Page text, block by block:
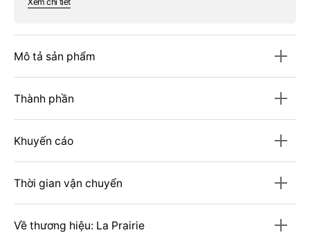
Mô tả sản phẩm
Thành phần
Khuyến cáo
Thời gian vận chuyển
Về thương hiệu: La Prairie